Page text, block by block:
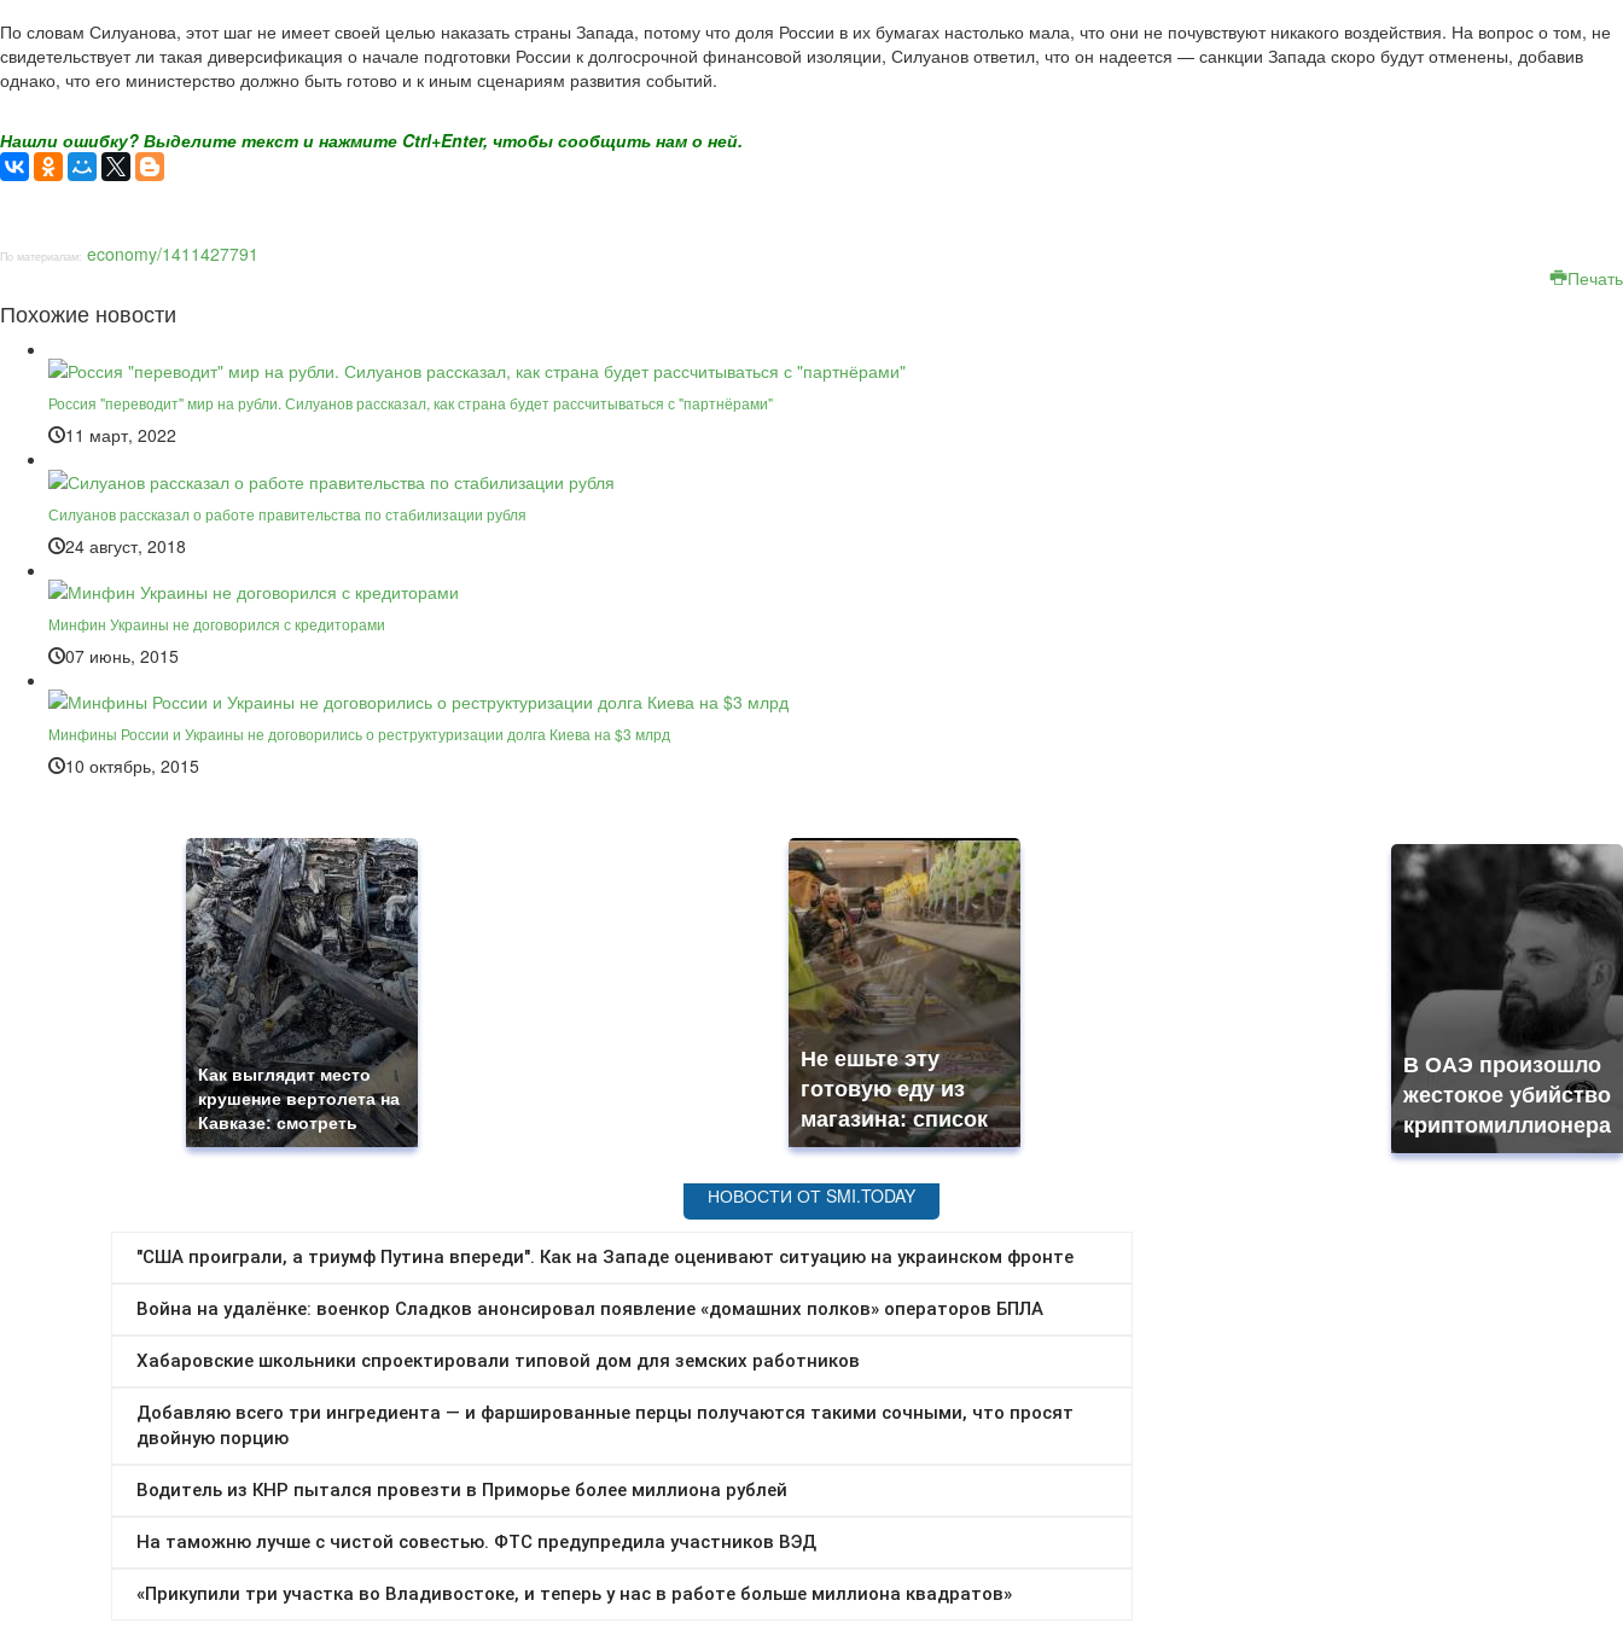
По словам Силуанова, этот шаг не имеет своей целью наказать страны Запада, потому что доля России в их бумагах настолько мала, что они не почувствуют никакого воздействия. На вопрос о том, не
свидетельствует ли такая диверсификация о начале подготовки России к долгосрочной финансовой изоляции, Силуанов ответил, что он надеется — санкции Запада скоро будут отменены, добавив
однако, что его министерство должно быть готово и к иным сценариям развития событий.
Нашли ошибку? Выделите текст и нажмите Ctrl+Enter, чтобы сообщить нам о ней.
По материалам: economy/1411427791
Печать
Похожие новости
Россия "переводит" мир на рубли. Силуанов рассказал, как страна будет рассчитываться с "партнёрами"
11 март, 2022
Силуанов рассказал о работе правительства по стабилизации рубля
24 август, 2018
Минфин Украины не договорился с кредиторами
07 июнь, 2015
Минфины России и Украины не договорились о реструктуризации долга Киева на $3 млрд
10 октябрь, 2015
Как выглядит место
крушение вертолета на
Кавказе: смотреть
Не ешьте эту
готовую еду из
магазина: список
В ОАЭ произошло
жестокое убийство
криптомиллионера